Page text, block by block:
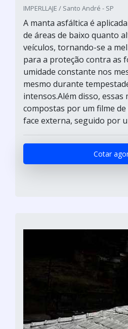
IMPERLLAJE / Santo André - SP
A manta asfáltica é
de áreas de baixo quanto
veículos, tornando-se a
para a proteção contra as
umidade constante nos
mesmo durante
intensos.Além disso, essas
compostas por um filme
face externa, seguido por
Cotar